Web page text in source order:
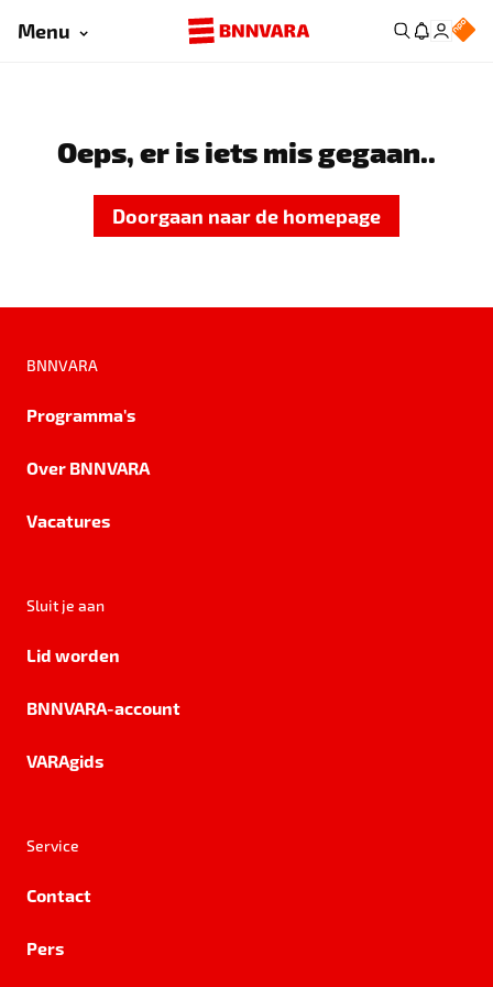
Menu
Oeps, er is iets mis gegaan..
Doorgaan naar de homepage
BNNVARA
Programma's
Over BNNVARA
Vacatures
Sluit je aan
Lid worden
BNNVARA-account
VARAgids
Service
Contact
Pers